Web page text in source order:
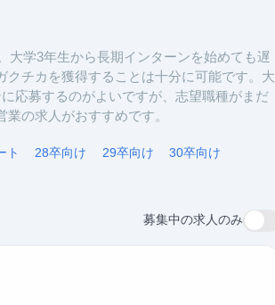
大学3年生から長期インターンを始めても遅
チカを獲得することは十分に可能です。大
応募するのがよいですが、志望職種がまだ
の求人がおすすめです。
ト 28卒向け 29卒向け
30卒向け
募集中の求人のみ